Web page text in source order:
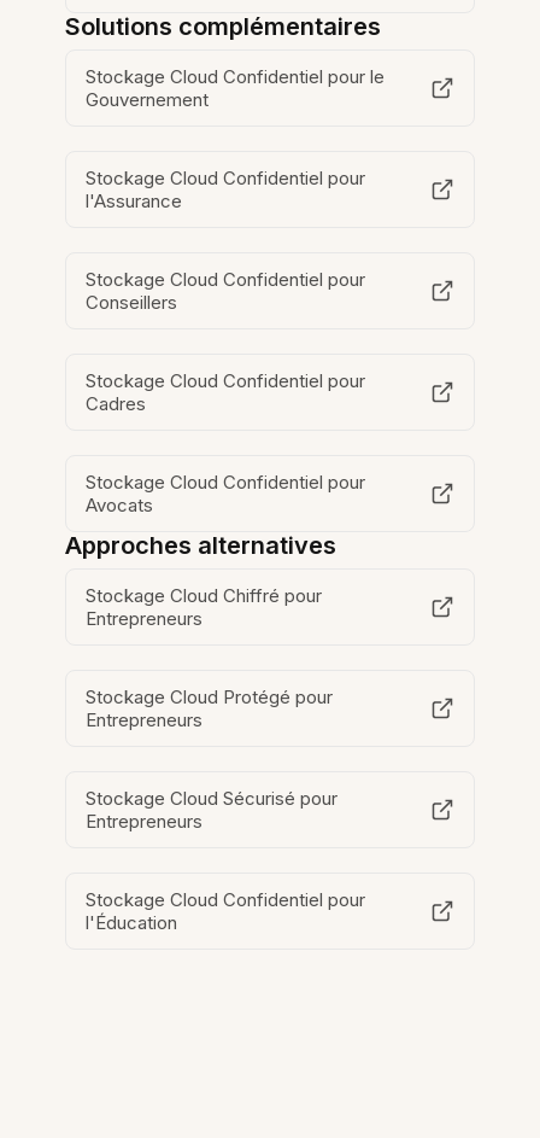
Solutions complémentaires
Stockage Cloud Confidentiel pour le
Gouvernement
Stockage Cloud Confidentiel pour
l'Assurance
Stockage Cloud Confidentiel pour
Conseillers
Stockage Cloud Confidentiel pour
Cadres
Stockage Cloud Confidentiel pour
Avocats
Approches alternatives
Stockage Cloud Chiffré pour
Entrepreneurs
Stockage Cloud Protégé pour
Entrepreneurs
Stockage Cloud Sécurisé pour
Entrepreneurs
Stockage Cloud Confidentiel pour
l'Éducation